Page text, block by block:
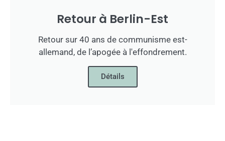
Retour à Berlin-Est
Retour sur 40 ans de communisme est-
allemand, de l’apogée à l'effondrement.
Détails